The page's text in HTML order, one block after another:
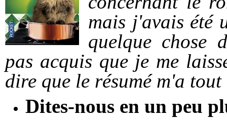
mais j'avais été
quelque
pas acquis que je me
dire que le résumé m'a
Dites-nous en un peu